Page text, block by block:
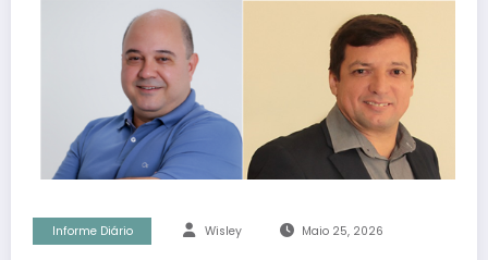
Informe Diário Wisley Maio 25, 2026